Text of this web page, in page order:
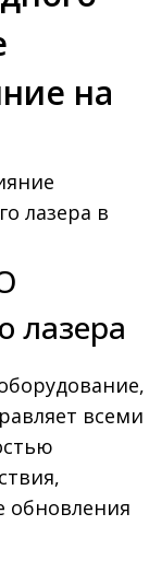
на
лазера
всеми
обновления